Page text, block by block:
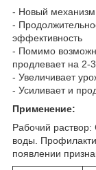
- Новый механизм
-
эффективность
- Помимо
продлевает на 2-
- Увеличивает
- Усиливает и
Применение:
Рабочий
воды.
появлении